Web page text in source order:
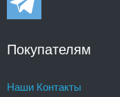
Покупателям
Наши Контакты